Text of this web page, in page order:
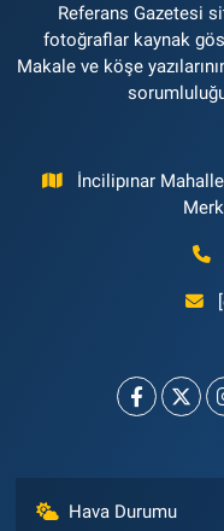
Referans Gazetesi
fotoğraflar kaynak
Makale ve köşe
İncilipınar
Hava Durumu